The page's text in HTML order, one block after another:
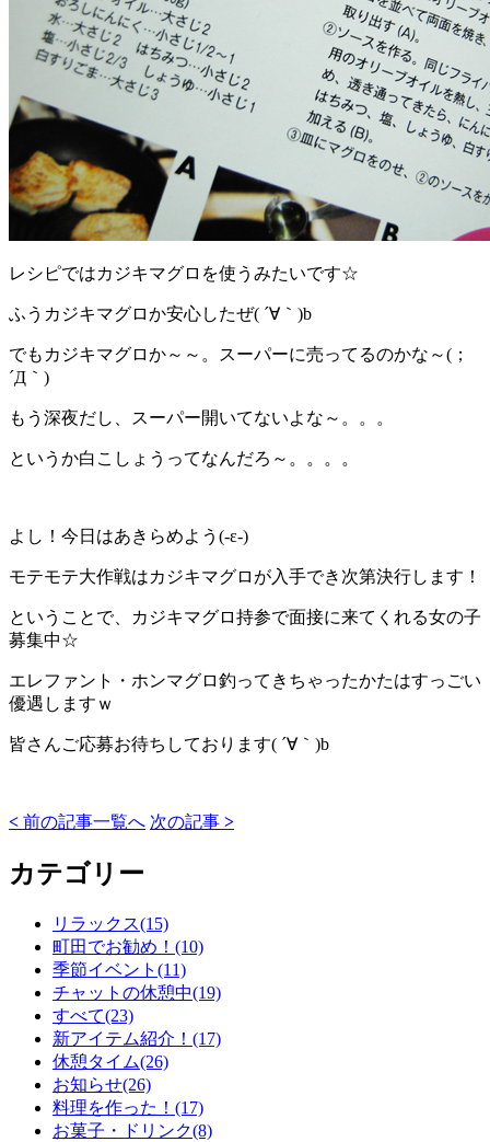
レシピではカジキマグロを使うみたいです☆
ふうカジキマグロか安心したぜ( ´∀｀)b
でもカジキマグロか～～。スーパーに売ってるのかな～(；
´Д｀)
もう深夜だし、スーパー開いてないよな～。。。
というか白こしょうってなんだろ～。。。。
よし！今日はあきらめよう(-ε-)
モテモテ大作戦はカジキマグロが入手でき次第決行します！
ということで、カジキマグロ持参で面接に来てくれる女の子
募集中☆
エレファント・ホンマグロ釣ってきちゃったかたはすっごい
優遇しますｗ
皆さんご応募お待ちしております( ´∀｀)b
< 前の記事一覧へ 次の記事 >
カテゴリー
リラックス(15)
町田でお勧め！(10)
季節イベント(11)
チャットの休憩中(19)
すべて(23)
新アイテム紹介！(17)
休憩タイム(26)
お知らせ(26)
料理を作った！(17)
お菓子・ドリンク(8)